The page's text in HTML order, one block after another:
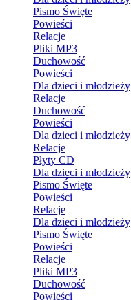
Pismo Święte
Powieści
Relacje
Pliki MP3
Duchowość
Powieści
Dla dzieci i młodzieży
Relacje
Duchowość
Powieści
Dla dzieci i młodzieży
Relacje
Płyty CD
Dla dzieci i młodzieży
Pismo Święte
Powieści
Relacje
Dla dzieci i młodzieży
Pismo Święte
Powieści
Relacje
Pliki MP3
Duchowość
Powieści